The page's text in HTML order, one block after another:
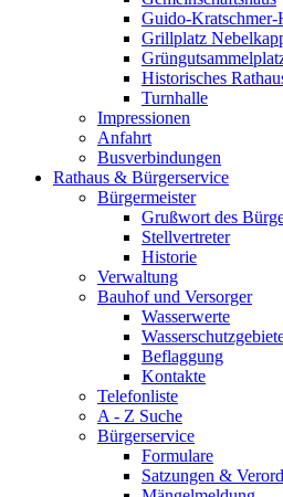
Guido-Kratschmer-
Grillplatz
Historisches
Turnhalle
Impressionen
Anfahrt
Busverbindungen
Rathaus & Bürgerservice
Bürgermeister
Grußwort des
Stellvertreter
Historie
Verwaltung
Bauhof und Versorger
Wasserwerte
Beflaggung
Kontakte
Telefonliste
A - Z Suche
Bürgerservice
Formulare
Satzungen &